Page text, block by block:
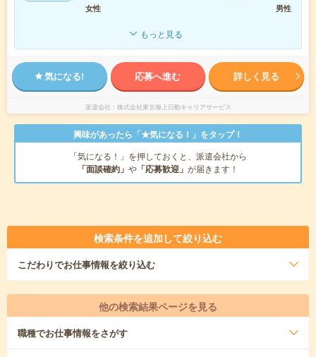
女性
男性
もっと見る
気になる! 応募へ進む 詳しく見る
派遣会社 株式会社東京海上日動キャリアサービス
興味があったら「★気になる！」をタップ！
「気になる！」を押しておくと、派遣会社から
「面談確約」 や 「応募歓迎」 が届きます！
検索条件を追加して絞り込む
こだわりでお仕事情報を絞り込む
他の検索結果ページを見る
職種でお仕事情報をさがす